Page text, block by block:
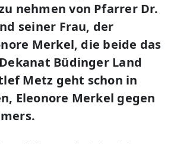
nehmen von Pfarrer Dr.
seiner Frau, der
Merkel, die beide das
Büdinger Land
Metz geht schon in
Eleonore Merkel gegen